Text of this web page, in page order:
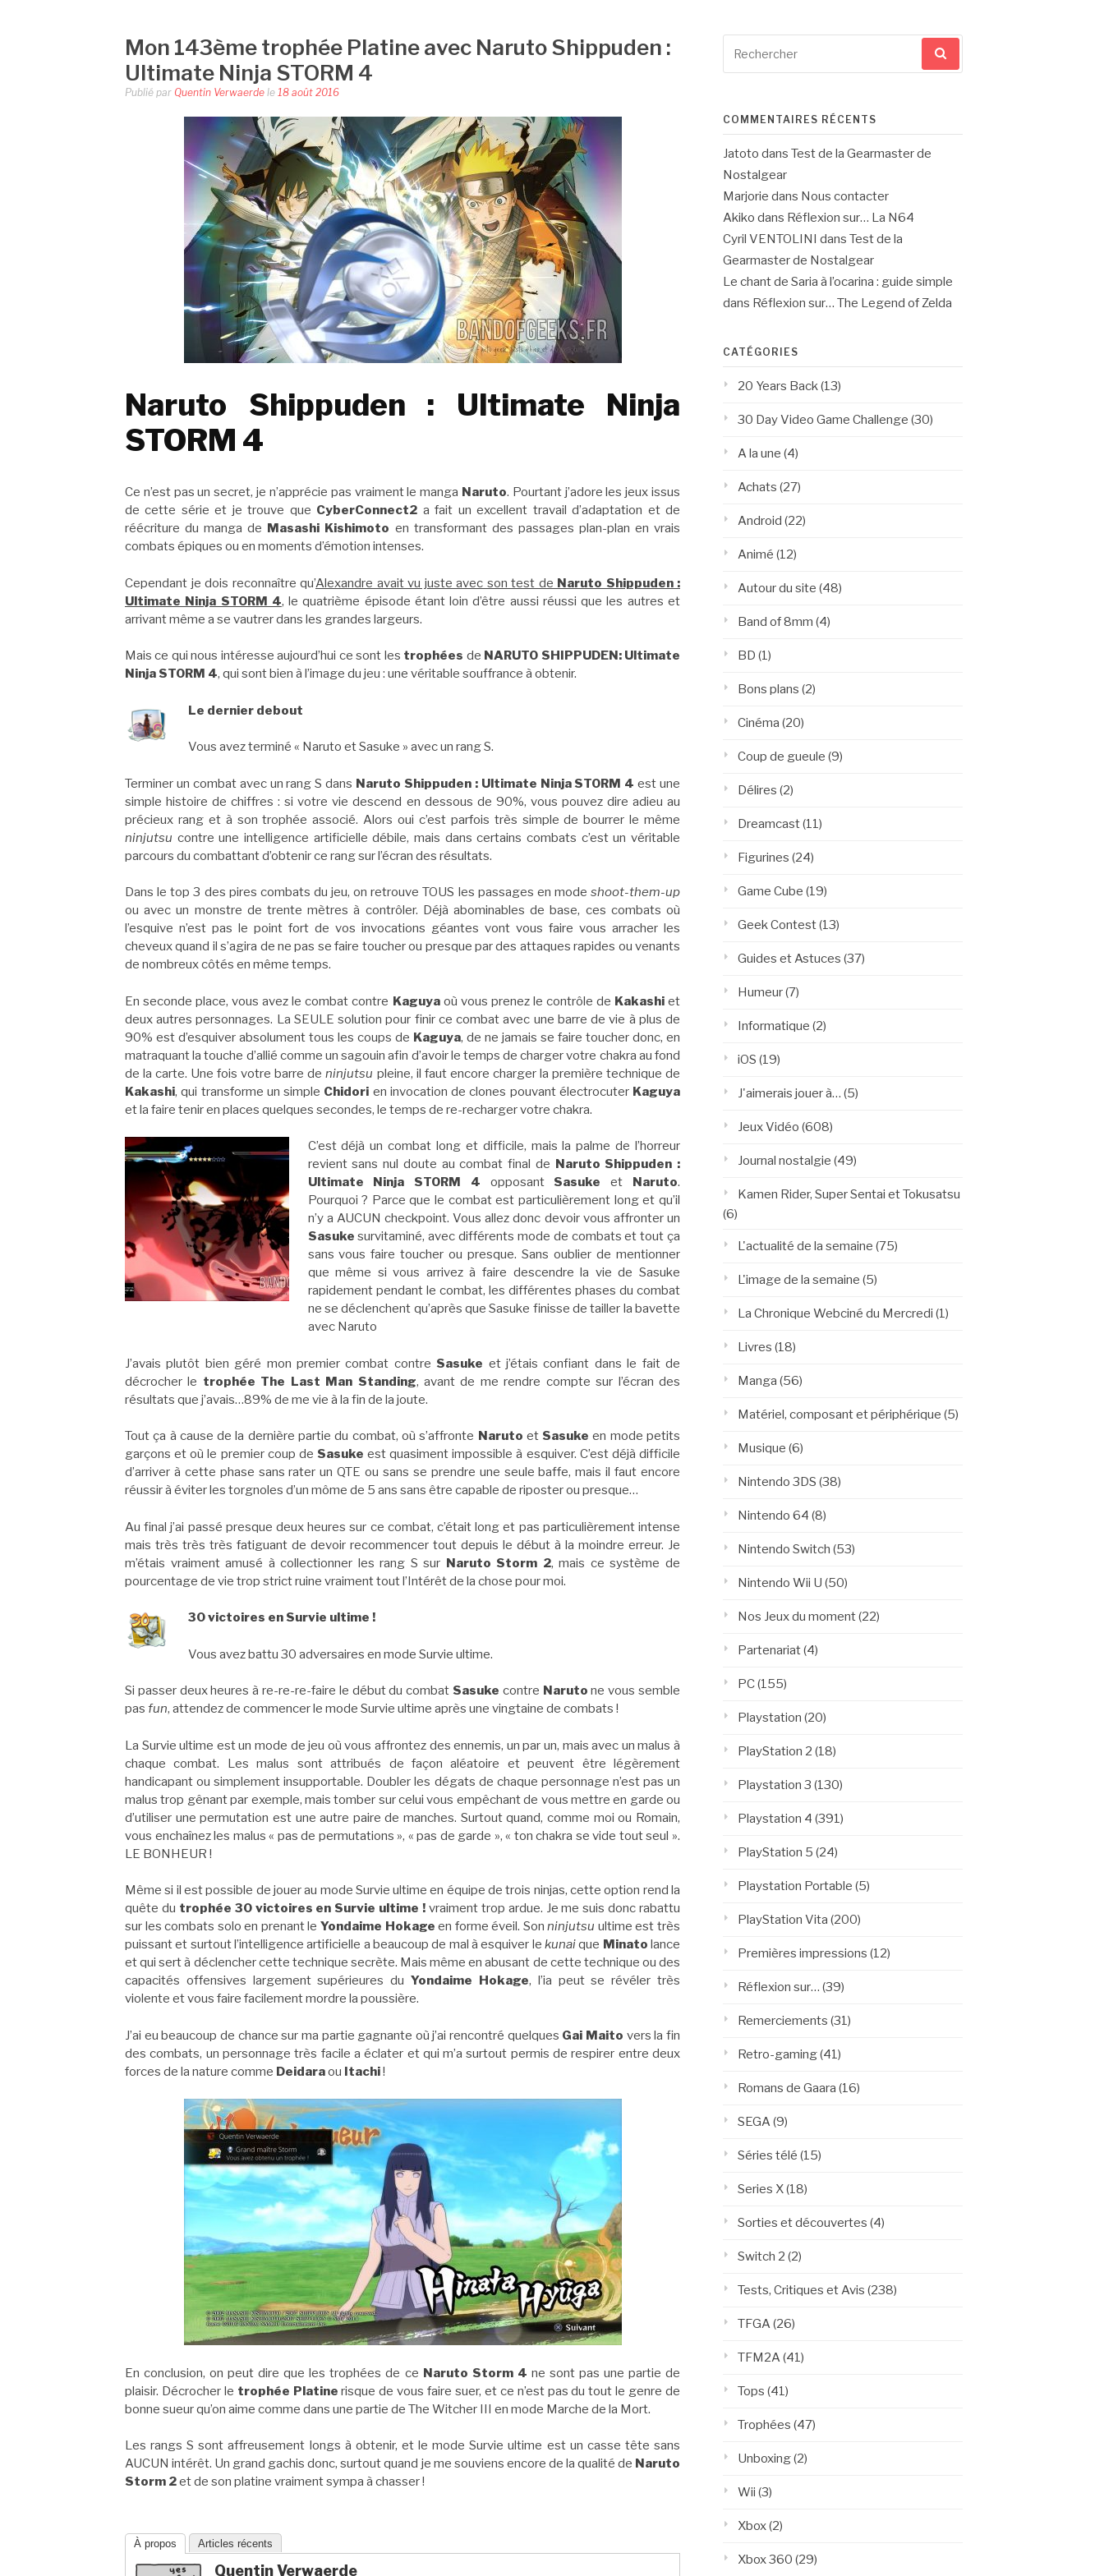
Mon 143ème trophée Platine avec Naruto Shippuden :
Ultimate Ninja STORM 4
Publié par Quentin Verwaerde le 18 août 2016
Naruto Shippuden : Ultimate Ninja
STORM 4
Ce n’est pas un secret, je n’apprécie pas vraiment le manga Naruto. Pourtant j’adore les jeux issus
de cette série et je trouve que CyberConnect2 a fait un excellent travail d’adaptation et de
réécriture du manga de Masashi Kishimoto en transformant des passages plan-plan en vrais
combats épiques ou en moments d’émotion intenses.
Cependant je dois reconnaître qu’Alexandre avait vu juste avec son test de Naruto Shippuden :
Ultimate Ninja STORM 4, le quatrième épisode étant loin d’être aussi réussi que les autres et
arrivant même a se vautrer dans les grandes largeurs.
Mais ce qui nous intéresse aujourd’hui ce sont les trophées de NARUTO SHIPPUDEN: Ultimate
Ninja STORM 4, qui sont bien à l’image du jeu : une véritable souffrance à obtenir.
Le dernier debout
Vous avez terminé « Naruto et Sasuke » avec un rang S.
Terminer un combat avec un rang S dans Naruto Shippuden : Ultimate Ninja STORM 4 est une
simple histoire de chiffres : si votre vie descend en dessous de 90%, vous pouvez dire adieu au
précieux rang et à son trophée associé. Alors oui c’est parfois très simple de bourrer le même
ninjutsu contre une intelligence artificielle débile, mais dans certains combats c’est un véritable
parcours du combattant d’obtenir ce rang sur l’écran des résultats.
Dans le top 3 des pires combats du jeu, on retrouve TOUS les passages en mode shoot-them-up
ou avec un monstre de trente mètres à contrôler. Déjà abominables de base, ces combats où
l’esquive n’est pas le point fort de vos invocations géantes vont vous faire vous arracher les
cheveux quand il s’agira de ne pas se faire toucher ou presque par des attaques rapides ou venants
de nombreux côtés en même temps.
En seconde place, vous avez le combat contre Kaguyaoù vous prenez le contrôle de Kakashi et
deux autres personnages. La SEULE solution pour finir ce combat avec une barre de vie à plus de
90% est d’esquiver absolument tous les coups de Kaguya, de ne jamais se faire toucher donc, en
matraquant la touche d’allié comme un sagouin afin d’avoir le temps de charger votre chakra au fond
de la carte. Une fois votre barre deninjutsu pleine, il faut encore charger la première technique de
Kakashi, qui transforme un simple Chidori en invocation de clones pouvant électrocuter Kaguya
et la faire tenir en places quelques secondes, le temps de re-recharger votre chakra.
C’est déjà un combat long et difficile, mais la palme de l’horreur
revient sans nul doute au combat final de Naruto Shippuden :
Ultimate Ninja STORM 4 opposant Sasuke et Naruto.
Pourquoi ? Parce que le combat est particulièrement long et qu’il
n’y a AUCUN checkpoint. Vous allez donc devoir vous affronter un
Sasuke survitaminé, avec différents mode de combats et tout ça
sans vous faire toucher ou presque. Sans oublier de mentionner
que même si vous arrivez à faire descendre la vie de Sasuke
rapidement pendant le combat, les différentes phases du combat
ne se déclenchent qu’après que Sasuke finisse de tailler la bavette
avec Naruto
J’avais plutôt bien géré mon premier combat contre Sasuke et j’étais confiant dans le fait de
décrocher le trophée The Last Man Standing, avant de me rendre compte sur l’écran des
résultats que j’avais…89% de me vie à la fin de la joute.
Tout ça à cause de la dernière partie du combat, où s’affronte Naruto et Sasuke en mode petits
garçons et où le premier coup de Sasuke est quasiment impossible à esquiver. C’est déjà difficile
d’arriver à cette phase sans rater un QTE ou sans se prendre une seule baffe, mais il faut encore
réussir à éviter les torgnoles d’un môme de 5 ans sans être capable de riposter ou presque…
Au final j’ai passé presque deux heures sur ce combat, c’était long et pas particulièrement intense
mais très très très fatiguant de devoir recommencer tout depuis le début à la moindre erreur. Je
m’étais vraiment amusé à collectionner les rang S sur Naruto Storm 2, mais ce système de
pourcentage de vie trop strict ruine vraiment tout l’Intérêt de la chose pour moi.
30 victoires en Survie ultime !
Vous avez battu 30 adversaires en mode Survie ultime.
Si passer deux heures à re-re-re-faire le début du combat Sasuke contre Naruto ne vous semble
pas fun, attendez de commencer le mode Survie ultime après une vingtaine de combats !
La Survie ultime est un mode de jeu où vous affrontez des ennemis, un par un, mais avec un malus à
chaque combat. Les malus sont attribués de façon aléatoire et peuvent être légèrement
handicapant ou simplement insupportable. Doubler les dégats de chaque personnage n’est pas un
malus trop gênant par exemple, mais tomber sur celui vous empêchant de vous mettre en garde ou
d’utiliser une permutation est une autre paire de manches. Surtout quand, comme moi ou Romain,
vous enchaînez les malus « pas de permutations », « pas de garde », « ton chakra se vide tout seul ».
LE BONHEUR !
Même si il est possible de jouer au mode Survie ultime en équipe de trois ninjas, cette option rend la
quête du trophée 30 victoires en Survie ultime ! vraiment trop ardue. Je me suis donc rabattu
sur les combats solo en prenant le Yondaime Hokage en forme éveil. Sonninjutsu ultime est très
puissant et surtout l’intelligence artificielle a beaucoup de mal à esquiver le kunaique Minato lance
et qui sert à déclencher cette technique secrète. Mais même en abusant de cette technique ou des
capacités offensives largement supérieures duYondaime Hokage, l’ia peut se révéler très
violente et vous faire facilement mordre la poussière.
J’ai eu beaucoup de chance sur ma partie gagnante où j’ai rencontré quelques Gai Maito vers la fin
des combats, un personnage très facile a éclater et qui m’a surtout permis de respirer entre deux
forces de la nature comme Deidaraou Itachi!
En conclusion, on peut dire que les trophées de ce Naruto Storm 4 ne sont pas une partie de
plaisir. Décrocher le trophée Platine risque de vous faire suer, et ce n’est pas du tout le genre de
bonne sueur qu’on aime comme dans une partie de The Witcher III en mode Marche de la Mort.
Les rangs S sont affreusement longs à obtenir, et le mode Survie ultime est un casse tête sans
AUCUN intérêt. Un grand gachis donc, surtout quand je me souviens encore de la qualité de Naruto
Storm 2et de son platine vraiment sympa à chasser !
À propos Articles récents
Quentin Verwaerde
pour
COMMENTAIRES RÉCENTS
Jatoto dans Test de la Gearmaster de
Nostalgear
Marjorie dans Nous contacter
Akiko dans Réflexion sur… La N64
Cyril VENTOLINI dans Test de la
Gearmaster de Nostalgear
Le chant de Saria à l’ocarina : guide simple
dans Réflexion sur… The Legend of Zelda
CATÉGORIES
20 Years Back (13)
30 Day Video Game Challenge (30)
A la une (4)
Achats (27)
Android (22)
Animé (12)
Autour du site (48)
Band of 8mm (4)
BD (1)
Bons plans (2)
Cinéma (20)
Coup de gueule (9)
Délires (2)
Dreamcast(11)
Figurines (24)
Game Cube (19)
Geek Contest(13)
Guides et Astuces (37)
Humeur(7)
Informatique (2)
iOS (19)
J'aimerais jouer à… (5)
Jeux Vidéo (608)
Journal nostalgie (49)
Kamen Rider, Super Sentai et Tokusatsu
(6)
L'actualité de la semaine (75)
L'image de la semaine (5)
La Chronique Webciné du Mercredi (1)
Livres (18)
Manga (56)
Matériel, composant et périphérique (5)
Musique (6)
Nintendo 3DS (38)
Nintendo 64 (8)
Nintendo Switch (53)
Nintendo Wii U (50)
Nos Jeux du moment(22)
Partenariat(4)
PC(155)
Playstation (20)
PlayStation 2 (18)
Playstation 3 (130)
Playstation 4 (391)
PlayStation 5 (24)
Playstation Portable (5)
PlayStation Vita (200)
Premières impressions (12)
Réflexion sur… (39)
Remerciements (31)
Retro-gaming(41)
Romans de Gaara (16)
SEGA (9)
Séries télé (15)
Series X(18)
Sorties et découvertes (4)
Switch 2 (2)
Tests, Critiques et Avis (238)
TFGA (26)
TFM2A (41)
Tops (41)
Trophées (47)
Unboxing(2)
Wii (3)
Xbox(2)
Xbox 360 (29)